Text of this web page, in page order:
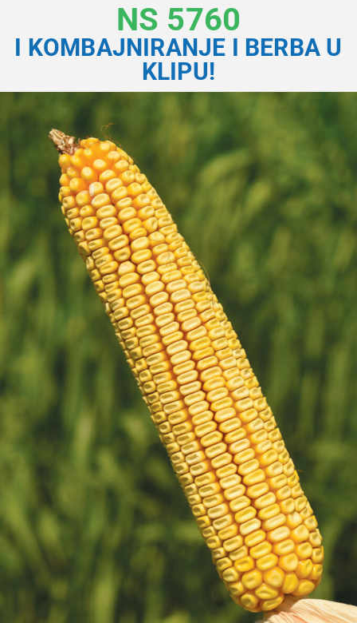
NS 5760
I KOMBAJNIRANJE I BERBA U
KLIPU!